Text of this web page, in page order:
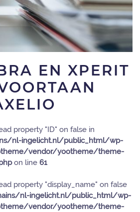
EN XPERIT
property "ID" on false in
nl-ingelicht.nl/public_html/wp-
vendor/yootheme/theme-
on line 61
property "display_name" on false
nl-ingelicht.nl/public_html/wp-
vendor/yootheme/theme-